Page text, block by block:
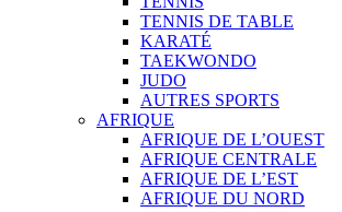
TENNIS DE TABLE
KARATÉ
TAEKWONDO
JUDO
AUTRES SPORTS
AFRIQUE
AFRIQUE DE L’OUEST
AFRIQUE CENTRALE
AFRIQUE DE L’EST
AFRIQUE DU NORD